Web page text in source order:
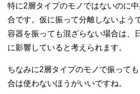
特に2層タイプのモノではないのに
合です。仮に振って分離しないよう
容器を振っても混ざらない場合は、
に影響していると考えられます。
ちなみに2層タイプのモノで振って
合は使わないほうがいいですね。